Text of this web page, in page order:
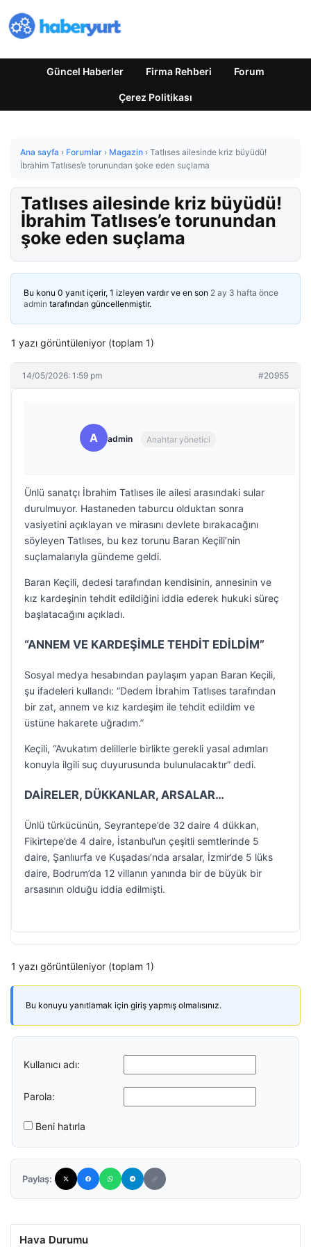
Güncel Haberler Firma Rehberi Forum
Çerez Politikası
Ana sayfa › Forumlar › Magazin › Tatlıses ailesinde kriz büyüdü!
İbrahim Tatlıses’e torunundan şoke eden suçlama
Tatlıses ailesinde kriz büyüdü!
İbrahim Tatlıses’e torunundan
şoke eden suçlama
Bu konu 0 yanıt içerir, 1 izleyen vardır ve en son 2 ay 3 hafta önce
admin tarafından güncellenmiştir.
1 yazı görüntüleniyor (toplam 1)
14/05/2026: 1:59 pm #20955
A admin Anahtar yönetici
Ünlü sanatçı İbrahim Tatlıses ile ailesi arasındaki sular
durulmuyor. Hastaneden taburcu olduktan sonra
vasiyetini açıklayan ve mirasını devlete bırakacağını
söyleyen Tatlıses, bu kez torunu Baran Keçili’nin
suçlamalarıyla gündeme geldi.
Baran Keçili, dedesi tarafından kendisinin, annesinin ve
kız kardeşinin tehdit edildiğini iddia ederek hukuki süreç
başlatacağını açıkladı.
“ANNEM VE KARDEŞİMLE TEHDİT EDİLDİM”
Sosyal medya hesabından paylaşım yapan Baran Keçili,
şu ifadeleri kullandı: “Dedem İbrahim Tatlıses tarafından
bir zat, annem ve kız kardeşim ile tehdit edildim ve
üstüne hakarete uğradım.”
Keçili, “Avukatım delillerle birlikte gerekli yasal adımları
konuyla ilgili suç duyurusunda bulunulacaktır” dedi.
DAİRELER, DÜKKANLAR, ARSALAR…
Ünlü türkücünün, Seyrantepe’de 32 daire 4 dükkan,
Fikirtepe’de 4 daire, İstanbul’un çeşitli semtlerinde 5
daire, Şanlıurfa ve Kuşadası’nda arsalar, İzmir’de 5 lüks
daire, Bodrum’da 12 villanın yanında bir de büyük bir
arsasının olduğu iddia edilmişti.
1 yazı görüntüleniyor (toplam 1)
Bu konuyu yanıtlamak için giriş yapmış olmalısınız.
Kullanıcı adı:
Parola:
Beni hatırla
Paylaş:
Hava Durumu